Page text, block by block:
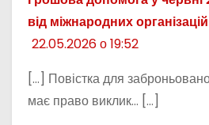
від міжнародних організацій
22.05.2026 о 19:52
[…] Повістка для
має право виклик… […]